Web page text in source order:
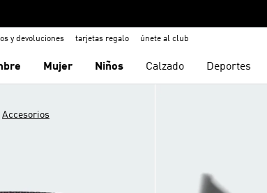
y devoluciones tarjetas regalo únete al club
Mujer Niños Calzado Deportes
Accesorios